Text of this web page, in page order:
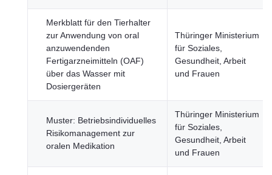
Merkblatt für den Tierhalter
zur Anwendung von oral
anzuwendenden
Fertigarzneimitteln (OAF)
über das Wasser mit
Dosiergeräten
Thüringer Ministerium
für Soziales,
Gesundheit, Arbeit
und Frauen
Muster: Betriebsindividuelles
Risikomanagement zur
oralen Medikation
Thüringer Ministerium
für Soziales,
Gesundheit, Arbeit
und Frauen